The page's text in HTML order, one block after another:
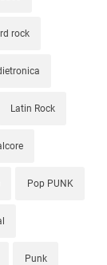
rock
Latin Rock
Pop PUNK
Punk